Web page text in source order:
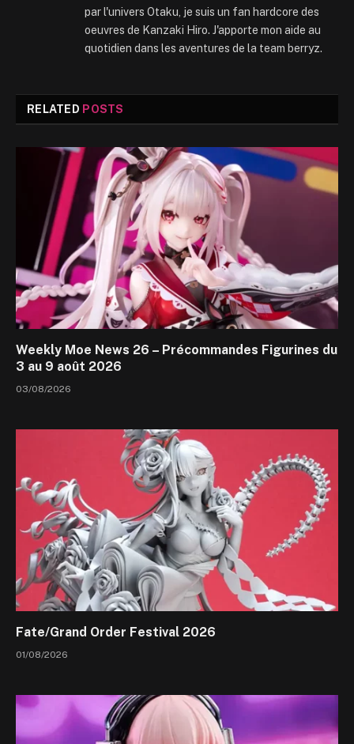
par l'univers Otaku, je suis un fan hardcore des
oeuvres de Kanzaki Hiro. J'apporte mon aide au
quotidien dans les aventures de la team berryz.
RELATED POSTS
Weekly Moe News 26 – Précommandes Figurines du
3 au 9 août 2026
03/08/2026
Fate/Grand Order Festival 2026
01/08/2026